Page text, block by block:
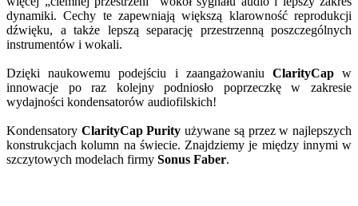
dynamiki. Cechy te zapewniają większą klarowność reprodukcji
dźwięku, a także lepszą separację przestrzenną poszczególnych
instrumentów i wokali.
Dzięki naukowemu podejściu i zaangażowaniu ClarityCapw
innowacje po raz kolejny podniosło poprzeczkę w zakresie
wydajności kondensatorów audiofilskich!
Kondensatory ClarityCap Purityużywane są przez w najlepszych
konstrukcjach kolumn na świecie. Znajdziemy je między innymi w
szczytowych modelach firmy Sonus Faber.